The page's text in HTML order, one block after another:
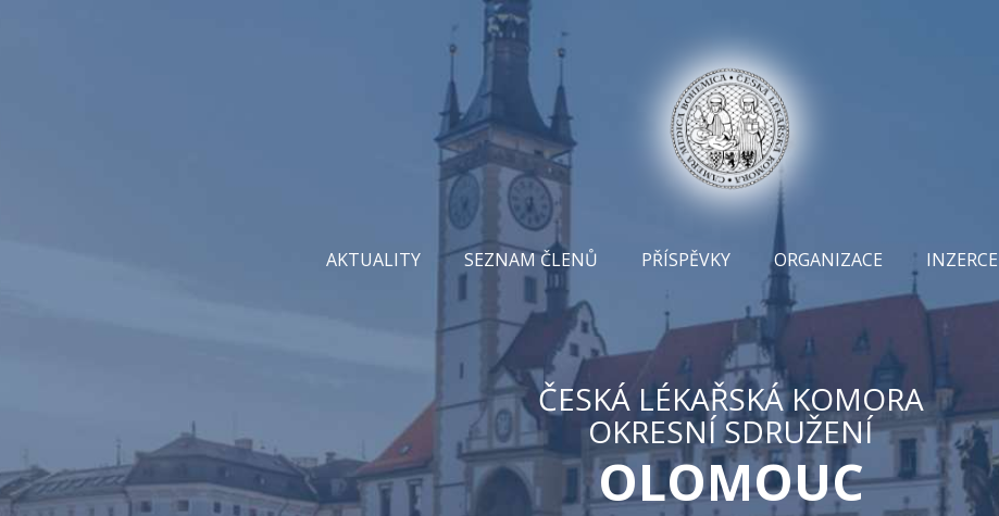
AKTUALITY SEZNAM ČLENŮ PŘÍSPĚVKY ORGANIZACE INZERCE
ČESKÁ LÉKAŘSKÁ KOMORA
OKRESNÍ SDRUŽENÍ
OLOMOUC